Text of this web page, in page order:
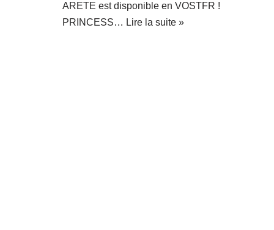
ARETE est disponible en VOSTFR !
PRINCESS… Lire la suite »